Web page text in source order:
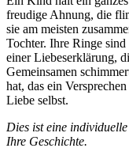
freudige Ahnung, die
sie am meisten
Tochter. Ihre Ringe
einer Liebeserklärung,
Gemeinsamen
hat, das ein
Liebe selbst.
Dies ist eine
Ihre Geschichte.